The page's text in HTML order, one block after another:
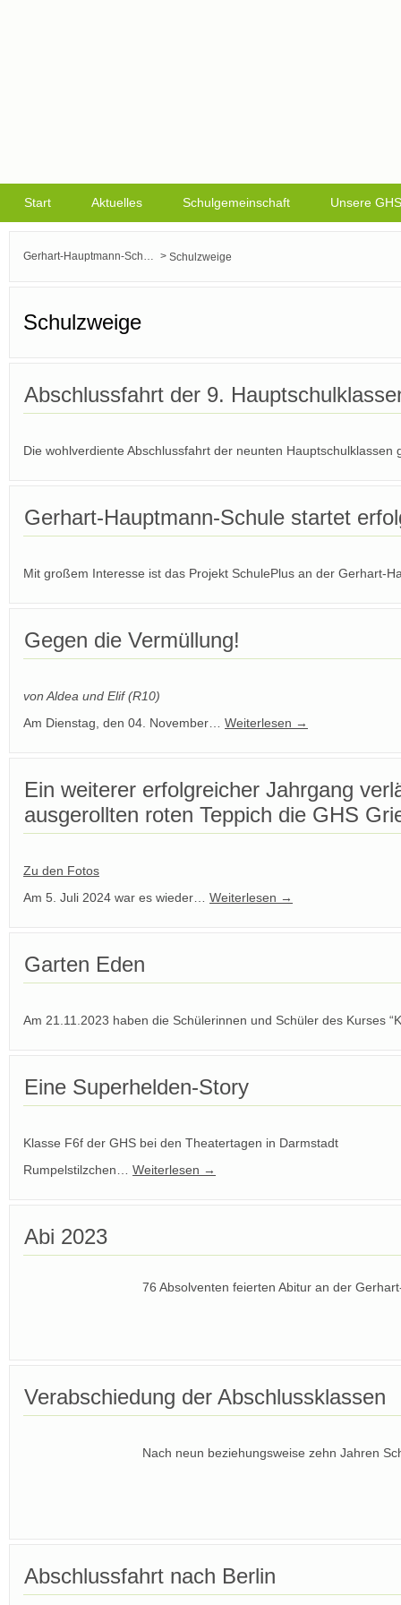
Start Aktuelles Schulgemeinschaft Unsere GHS
Gerhart-Hauptmann-Schule Griesheim > Schulzweige
Schulzweige
Abschlussfahrt der 9.
Die wohlverdiente Abschlussfahrt der neunten
Gerhart-Hauptmann-Schule startet
Mit großem Interesse ist das Projekt SchulePlus an der Gerhart-
Gegen die Vermüllung!
von Aldea und Elif (R10)
Am Dienstag, den 04. November… Weiterlesen →
Ein weiterer erfolgreicher Jahrgang
ausgerollten roten Teppich die GHS
Zu den Fotos
Am 5. Juli 2024 war es wieder… Weiterlesen →
Garten Eden
Am 21.11.2023 haben die Schülerinnen und Schüler des Kurses
Eine Superhelden-Story
Klasse F6f der GHS bei den Theatertagen in Darmstadt
Rumpelstilzchen… Weiterlesen →
Abi 2023
76 Absolventen feierten Abitur an der
Verabschiedung der Abschlussklassen
Nach neun beziehungsweise zehn Jahren
Abschlussfahrt nach Berlin